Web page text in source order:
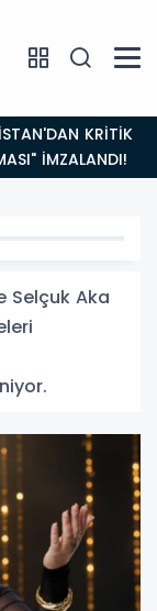
Aydınlığa
Selçuk Aka